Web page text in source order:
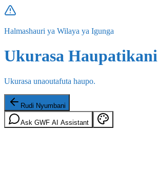
Halmashauri ya Wilaya ya Igunga
Ukurasa Haupatikani
Ukurasa unaoutafuta haupo.
Rudi Nyumbani
Ask GWF AI Assistant